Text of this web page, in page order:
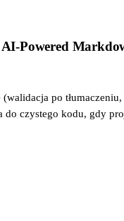
Powered
po
do czystego kodu, gdy